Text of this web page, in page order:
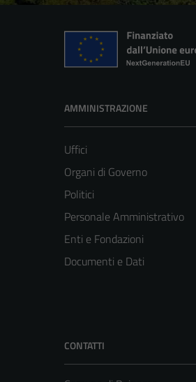
AMMINISTRAZIONE
Uffici
Organi di Governo
Politici
Personale Amministrativo
Enti e Fondazioni
Documenti e Dati
CONTATTI